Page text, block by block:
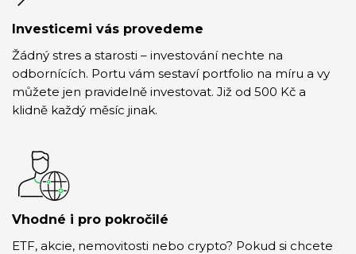
Investicemi vás provedeme
Žádný stres a starosti – investování nechte na
odbornících. Portu vám sestaví portfolio na míru a vy
můžete jen pravidelně investovat. Již od 500 Kč a
klidně každý měsíc jinak.
Vhodné i pro pokročilé
ETF, akcie, nemovitosti nebo crypto? Pokud si chcete